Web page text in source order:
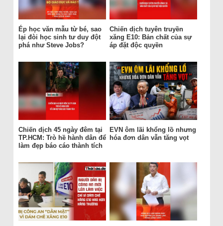
Ép học văn mẫu từ bé, sao
lại đòi học sinh tư duy đột
phá như Steve Jobs?
Chiến dịch tuyên truyền
xăng E10: Bản chất của sự
áp đặt độc quyền
Chiến dịch 45 ngày đêm tại
TP.HCM: Trò hề hành dân để
làm đẹp báo cáo thành tích
EVN ôm lãi khổng lồ nhưng
hóa đơn dân vẫn tăng vọt